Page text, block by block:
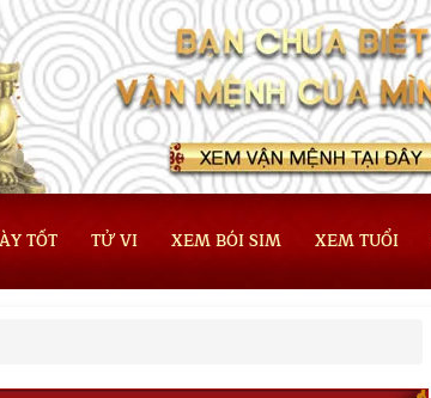
TỐT TỬ VI XEM BÓI SIM XEM TUỔI